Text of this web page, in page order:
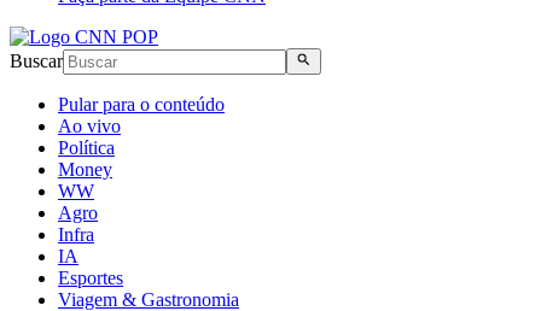
Buscar
Pular para o conteúdo
Ao vivo
Política
Money
WW
Agro
Infra
IA
Esportes
Viagem & Gastronomia